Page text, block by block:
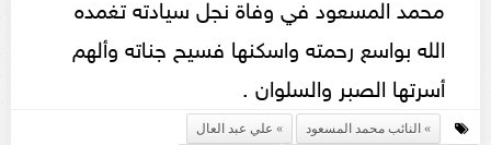
الله بواسع رحمته واسكنها فسيح جناته وألهم
أسرتها الصبر والسلوان .
النائب محمد المسعود
علي عبد العال